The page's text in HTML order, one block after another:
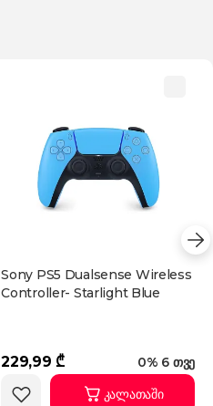
Sony PS5 Dualsense Wireless
Controller- Starlight Blue
229,99 ₾ 0% 6 თვე
კალათაში